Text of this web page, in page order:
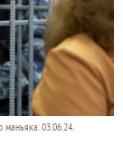
маньяка. 03.06.24.